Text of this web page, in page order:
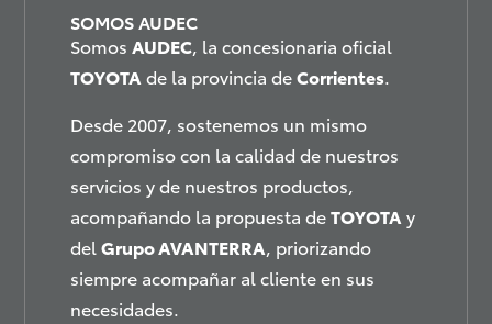
SOMOS AUDEC
Somos AUDEC, la concesionaria oficial
TOYOTA de la provincia deCorrientes.
Desde 2007, sostenemos un mismo
compromiso con la calidad de nuestros
servicios y de nuestros productos,
acompañando la propuesta deTOYOTA y
delGrupo AVANTERRA, priorizando
siempre acompañar al cliente en sus
necesidades.